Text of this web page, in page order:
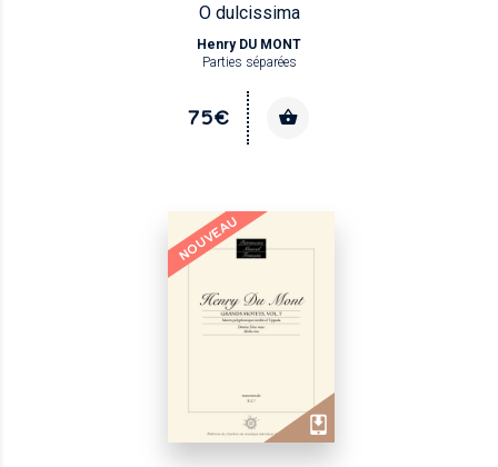
O dulcissima
Henry DU MONT
Parties séparées
75€
NOUVEAU